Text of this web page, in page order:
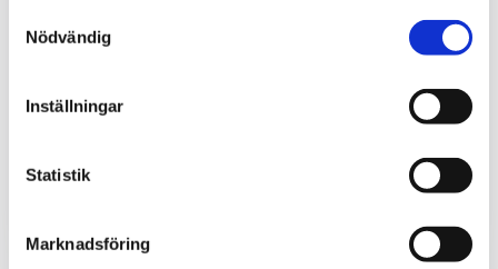
Nödvändig
Inställningar
Statistik
Marknadsföring
Gothenburg Horse Show 2026
Show. Nöjda kunder är återkommande kunder och